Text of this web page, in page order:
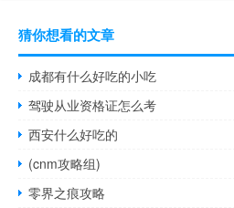
猜你想看的文章
成都有什么好吃的小吃
驾驶从业资格证怎么考
西安什么好吃的
(cnm攻略组)
零界之痕攻略